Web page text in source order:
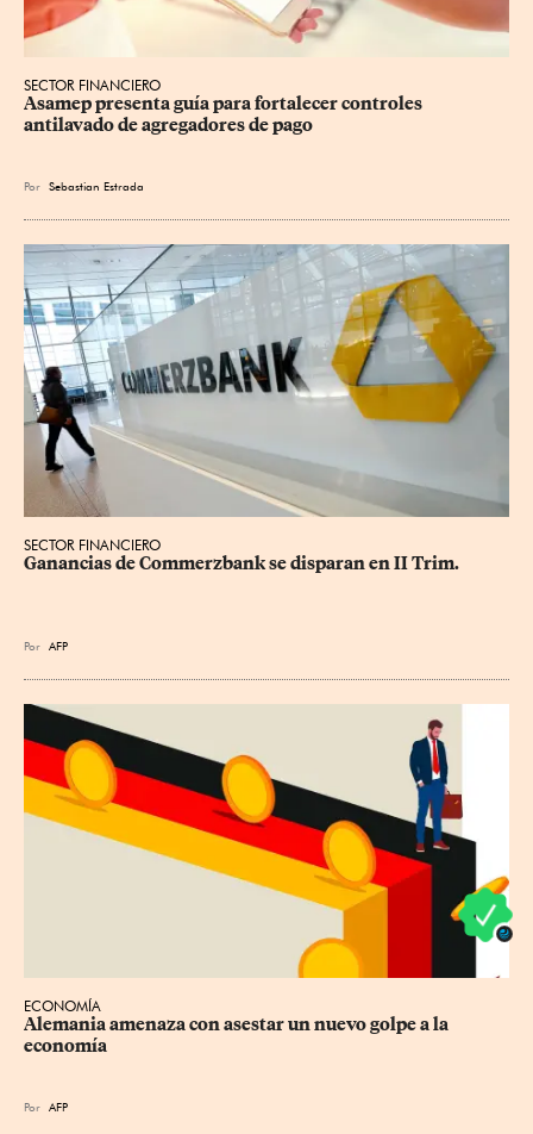
SECTOR FINANCIERO
Asamep presenta guía para fortalecer controles
antilavado de agregadores de pago
Por Sebastian Estrada
SECTOR FINANCIERO
Ganancias de Commerzbank se disparan en II Trim.
Por AFP
ECONOMÍA
Alemania amenaza con asestar un nuevo golpe a la
economía
Por AFP